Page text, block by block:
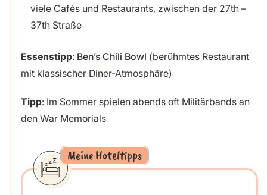
viele Cafés und Restaurants, zwischen der 27th –
37th Straße
Essenstipp: Ben’s Chili Bowl (berühmtes Restaurant
mit klassischer Diner-Atmosphäre)
Tipp: Im Sommer spielen abends oft Militärbands an
den War Memorials
Meine Hoteltipps